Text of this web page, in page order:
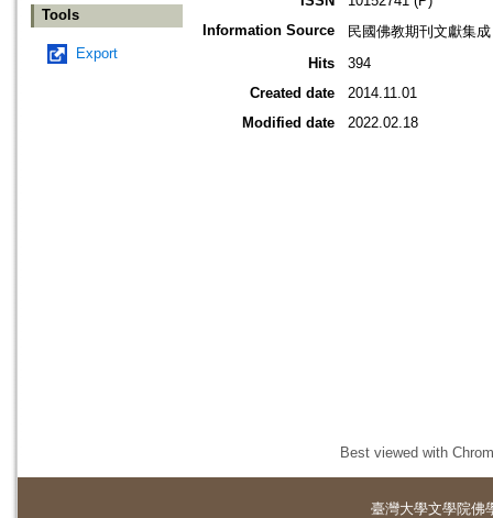
Tools
Export
Information Source
民國佛教期刊文獻集
Hits
394
Created date
2014.11.01
Modified date
2022.02.18
Best viewed with
臺灣大學文學院佛